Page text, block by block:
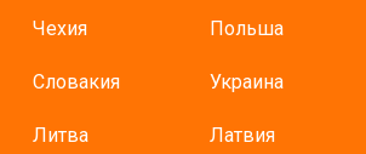
Чехия Польша
Словакия Украина
Литва Латвия